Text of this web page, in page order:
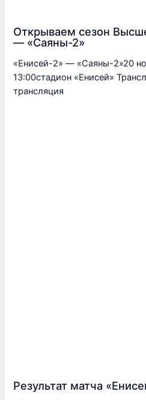
Открываем сезон
— «Саяны-2»
«Енисей-2» — «Саяны-2»20
13:00стадион «Енисей»
трансляция
Результат матча